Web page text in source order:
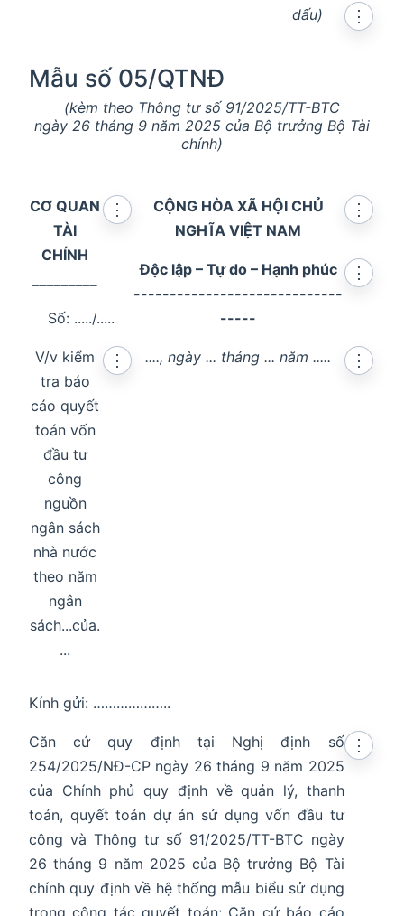
dấu)
Mẫu số 05/QTNĐ
⋮
(kèm theo Thông tư số 91/2025/TT-BTC
ngày 26 tháng 9 năm 2025 của Bộ trưởng Bộ Tài
chính)
CƠ QUAN
TÀI
CHÍNH
⋮
Số: ...../.....
V/v kiểm
tra báo
cáo quyết
toán vốn
đầu tư
công
nguồn
ngân sách
nhà nước
theo năm
ngân
sách...của.
...
⋮
CỘNG HÒA XÃ HỘI CHỦ
NGHĨA VIỆT NAM
⋮
Độc lập – Tự do – Hạnh phúc
-----------------------------
-----
⋮
...., ngày ... tháng ... năm ..... ⋮
Kính gửi: ………………..
Căn cứ quy định tại Nghị định số
254/2025/NĐ-CP ngày 26 tháng 9 năm 2025
của Chính phủ quy định về quản lý, thanh
toán, quyết toán dự án sử dụng vốn đầu tư
công và Thông tư số 91/2025/TT-BTC ngày
26 tháng 9 năm 2025 của Bộ trưởng Bộ Tài
chính quy định về hệ thống mẫu biểu sử dụng
trong công tác quyết toán; Căn cứ báo cáo
⋮